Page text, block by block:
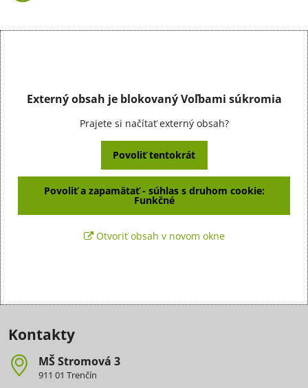
Externý obsah je blokovaný Voľbami súkromia
Prajete si načítať externý obsah?
Povoliť tentokrát
Povoliť a zapamätať - súhlas s druhom cookie:
Funkčné
Otvoriť obsah v novom okne
Kontakty
MŠ Stromová 3
911 01 Trenčín